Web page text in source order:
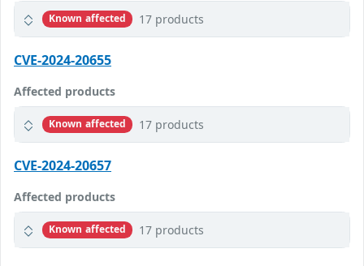
Known affected 17 products
CVE-2024-20655
Affected products
Known affected 17 products
CVE-2024-20657
Affected products
Known affected 17 products